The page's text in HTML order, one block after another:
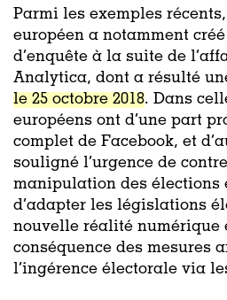
Parmi les exemples
européen a notamment créé
d’enquête à la suite de
Analytica, dont a résulté
le 25 octobre 2018. Dans
européens ont d’une part
complet de Facebook, et
souligné l’urgence de
manipulation des élections
d’adapter les législations
nouvelle réalité numérique
conséquence des mesures
l’ingérence électorale via